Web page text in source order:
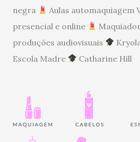
negra
Aulas automaquiagem
presencial e online
produções audiovisuais
Escola Madre
Catharine Hill